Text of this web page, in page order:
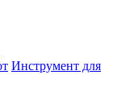
Инструмент для